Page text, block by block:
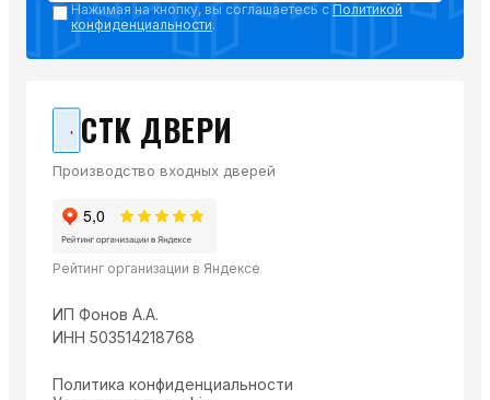
Нажимая на кнопку, вы соглашаетесь с Политикой
конфиденциальности.
СТК ДВЕРИ
Производство входных дверей
Рейтинг организации в Яндексе
ИП Фонов А.А.
ИНН 503514218768
Политика конфиденциальности